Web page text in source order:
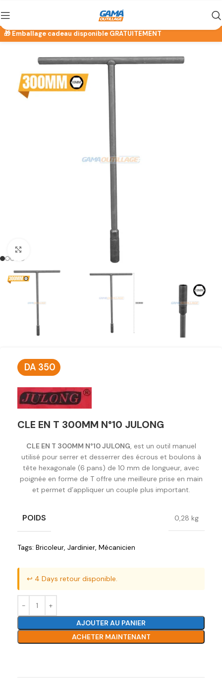
DA 350
CLE EN T 300MM N°10 JULONG
CLE EN T 300MM N°10 JULONG, est un outil manuel
utilisé pour serrer et desserrer des écrous et boulons à
tête hexagonale (6 pans) de 10 mm de longueur, avec
poignée en forme de T offre une meilleure prise en main
et permet d’appliquer un couple plus important.
POIDS 0,28 kg
Tags: Bricoleur, Jardinier, Mécanicien
↩️ 4 Days retour disponible.
AJOUTER AU PANIER
ACHETER MAINTENANT